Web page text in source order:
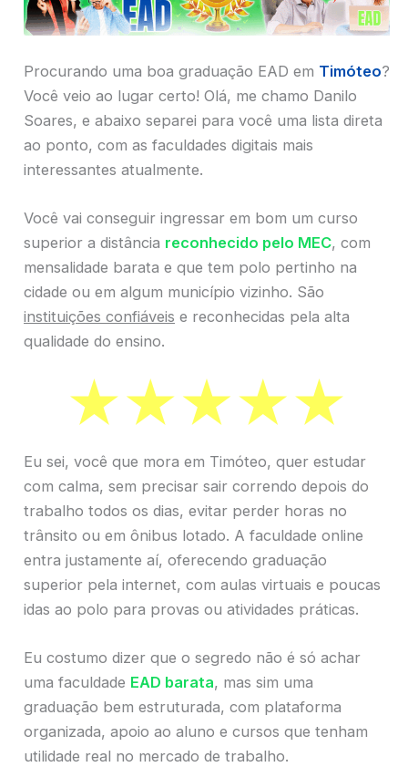
Procurando uma boa graduação EAD em Timóteo?
Você veio ao lugar certo! Olá, me chamo Danilo
Soares, e abaixo separei para você uma lista direta
ao ponto, com as faculdades digitais mais
interessantes atualmente.
Você vai conseguir ingressar em bom um curso
superior a distância reconhecido pelo MEC, com
mensalidade barata e que tem polo pertinho na
cidade ou em algum município vizinho. São
instituições confiáveis e reconhecidas pela alta
qualidade do ensino.
Eu sei, você que mora em Timóteo, quer estudar
com calma, sem precisar sair correndo depois do
trabalho todos os dias, evitar perder horas no
trânsito ou em ônibus lotado. A faculdade online
entra justamente aí, oferecendo graduação
superior pela internet, com aulas virtuais e poucas
idas ao polo para provas ou atividades práticas.
Eu costumo dizer que o segredo não é só achar
uma faculdade EAD barata, mas sim uma
graduação bem estruturada, com plataforma
organizada, apoio ao aluno e cursos que tenham
utilidade real no mercado de trabalho.